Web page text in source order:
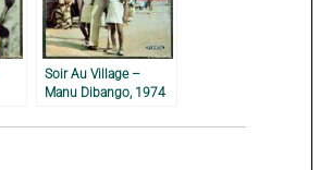
Soir Au Village –
Manu Dibango, 1974